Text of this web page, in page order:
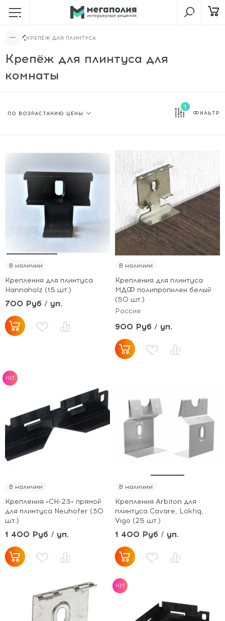
КРЕПЁЖ ДЛЯ ПЛИНТУСА
Крепёж для плинтуса для
комнаты
1
ФИЛЬТР
В наличии
Крепления для плинтуса
Hannaholz (15 шт.)
700 Руб / уп.
В наличии
Крепления для плинтуса
МДФ полипропилен белый
(50 шт.)
Россия
900 Руб / уп.
HIT
В наличии
Крепления «СН-23» прямой
для плинтуса Neuhofer (30
шт.)
1 400 Руб / уп.
В наличии
Крепления Arbiton для
плинтуса Cavare, Loktiq,
Vigo (25 шт.)
1 400 Руб / уп.
HIT